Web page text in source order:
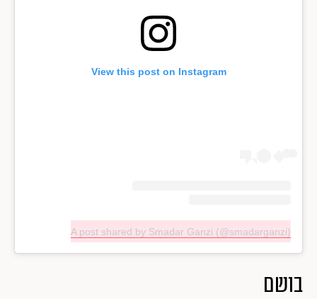
View this post on Instagram
A post shared by Smadar Ganzi (@smadarganzi)
בושם